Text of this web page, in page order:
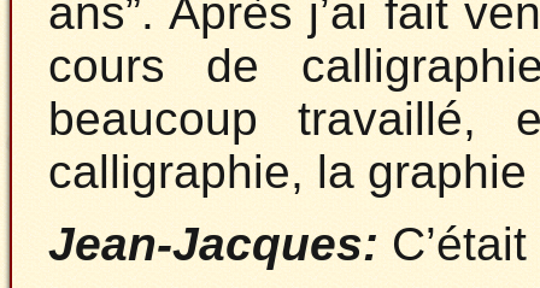
ans”. Après j’ai fait
cours de
beaucoup travaillé,
calligraphie, la
Jean-Jacques: